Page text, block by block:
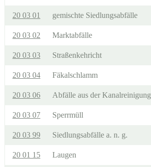
20 03 01 gemischte Siedlungsabfälle
20 03 02 Marktabfälle
20 03 03 Straßenkehricht
20 03 04 Fäkalschlamm
20 03 06 Abfälle aus der Kanalreinigung
20 03 07 Sperrmüll
20 03 99 Siedlungsabfälle a. n. g.
20 01 15 Laugen